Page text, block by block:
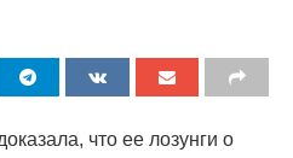
что ее лозунги о